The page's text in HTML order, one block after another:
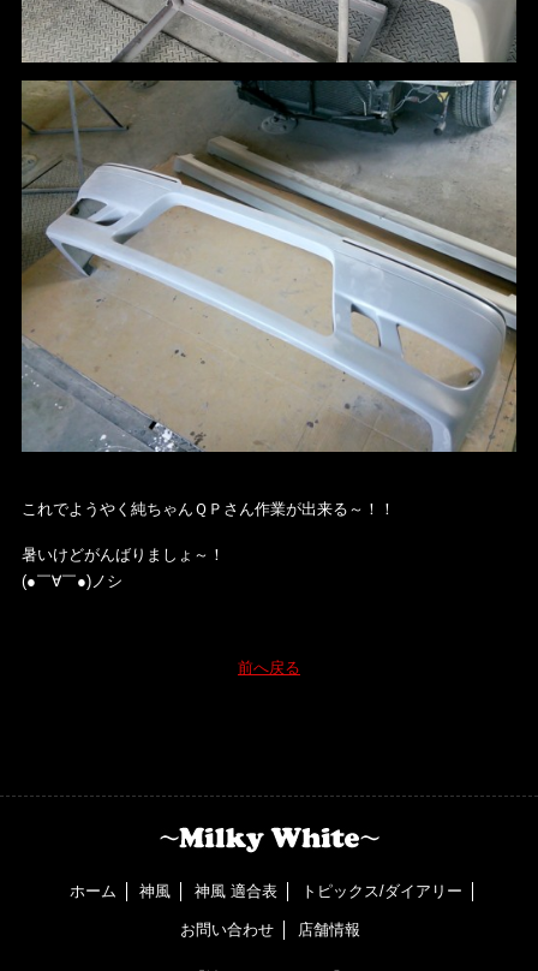
これでようやく純ちゃんＱＰさん作業が出来る～！！
暑いけどがんばりましょ～！
(●￣∀￣●)ノシ
前へ戻る
ホーム 神風 神風 適合表 トピックス/ダイアリー
お問い合わせ 店舗情報